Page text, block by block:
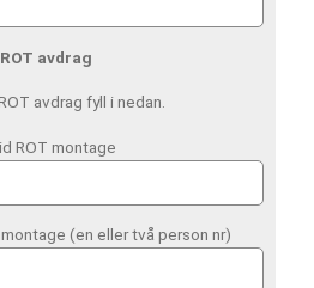
avdrag
avdrag fyll i nedan.
ROT montage
(en eller två person nr)